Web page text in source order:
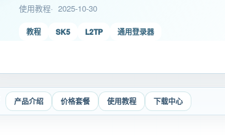
使用教程 2025-10-30
教程 SK5 L2TP 通用登录器
产品介绍 价格套餐 使用教程 下载中心